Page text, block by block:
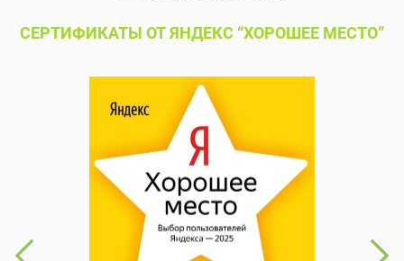
СЕРТИФИКАТЫ ОТ ЯНДЕКС “ХОРОШЕЕ МЕСТО”